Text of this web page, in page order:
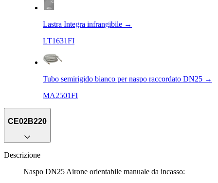
Lastra Integra infrangibile →
LT1631FI
Tubo semirigido bianco per naspo raccordato DN25 →
MA2501FI
CE02B220
Descrizione
Naspo DN25 Airone orientabile manuale da incasso: